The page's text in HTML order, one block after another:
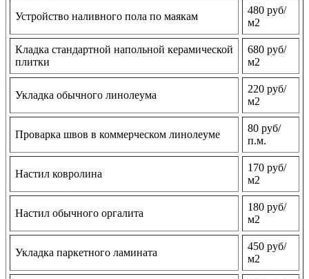
Устройство наливного пола по маякам
480 руб/
м2
Кладка стандартной напольной керамической
плитки
680 руб/
м2
Укладка обычного линолеума
220 руб/
м2
Проварка швов в коммерческом линолеуме
80 руб/
п.м.
Настил ковролина
170 руб/
м2
Настил обычного оргалита
180 руб/
м2
Укладка паркетного ламината
450 руб/
м2